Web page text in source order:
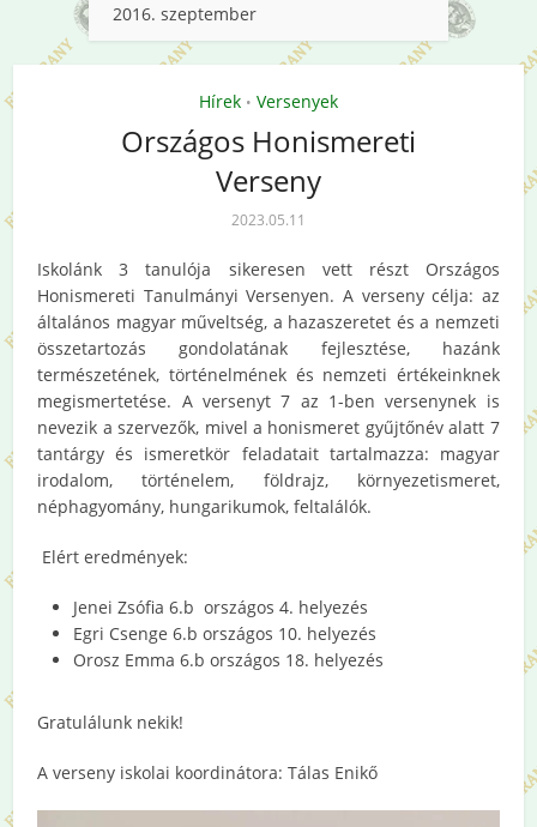
2016. szeptember
Hírek • Versenyek
Országos Honismereti
Verseny
2023.05.11
Iskolánk 3 tanulója sikeresen vett részt Országos
Honismereti Tanulmányi Versenyen. A verseny célja: az
általános magyar műveltség, a hazaszeretet és a nemzeti
összetartozás gondolatának fejlesztése, hazánk
természetének, történelmének és nemzeti értékeinknek
megismertetése. A versenyt 7 az 1-ben versenynek is
nevezik a szervezők, mivel a honismeret gyűjtőnév alatt 7
tantárgy és ismeretkör feladatait tartalmazza: magyar
irodalom, történelem, földrajz, környezetismeret,
néphagyomány, hungarikumok, feltalálók.
Elért eredmények:
Jenei Zsófia 6.b országos 4. helyezés
Egri Csenge 6.b országos 10. helyezés
Orosz Emma 6.b országos 18. helyezés
Gratulálunk nekik!
A verseny iskolai koordinátora: Tálas Enikő